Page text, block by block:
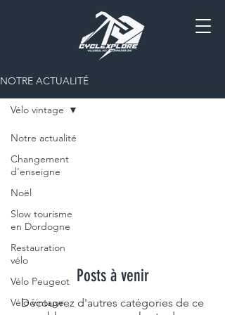
NOTRE ACTUALITÉ
Notre actualité
Changement
d'enseigne
Noël
Slow tourisme
en Dordogne
Restauration
vélo
Vélo Peugeot
Vélo vintage
Vélo vintage
Vélo
vintage
Posts à venir
Découvrez d'autres catégories de ce